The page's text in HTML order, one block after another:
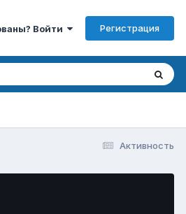
Войти Регистрация
Активность